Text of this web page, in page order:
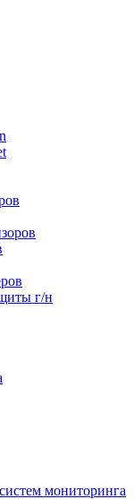
г/н
мониторинга